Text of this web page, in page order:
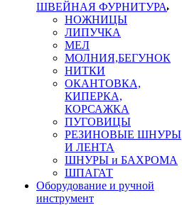
ШВЕЙНАЯ ФУРНИТУРА
НОЖНИЦЫ
ЛИПУЧКА
МЕЛ
МОЛНИЯ,БЕГУНОК
НИТКИ
ОКАНТОВКА,
КИПЕРКА,
КОРСАЖКА
ПУГОВИЦЫ
РЕЗИНОВЫЕ ШНУРЫ
И ЛЕНТА
ШНУРЫ и БАХРОМА
ШПАГАТ
Оборудование и ручной
инструмент